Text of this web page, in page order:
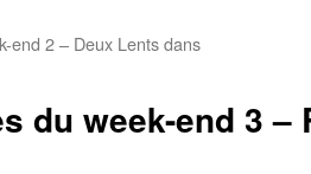
end 2 – Deux Lents dans
du week-end 3 –